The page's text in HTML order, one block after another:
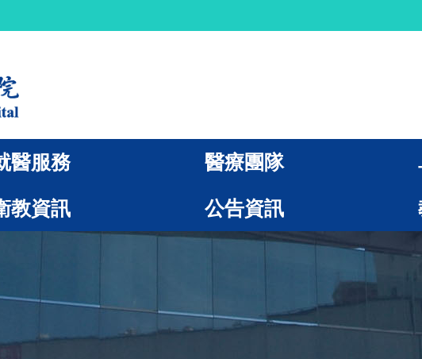
醫服務 醫療團隊
教資訊 公告資訊